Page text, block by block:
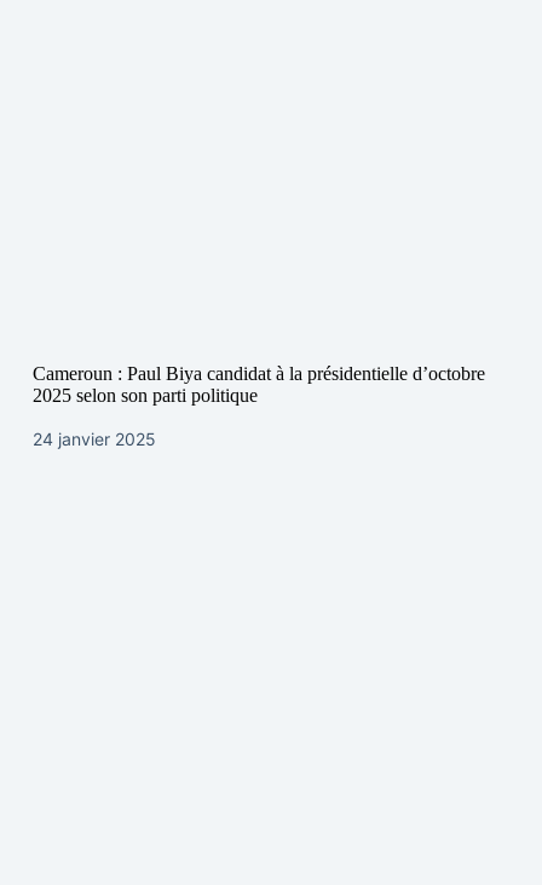
Cameroun : Paul Biya candidat à la présidentielle d’octobre
2025 selon son parti politique
24 janvier 2025